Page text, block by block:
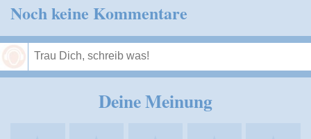
Noch keine Kommentare
Deine Meinung